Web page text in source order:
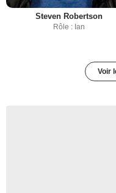
Steven Robertson
Rôle : Ian
Voir